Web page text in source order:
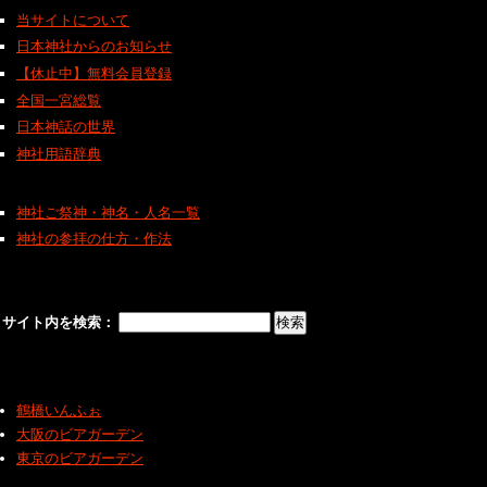
当サイトについて
日本神社からのお知らせ
【休止中】無料会員登録
全国一宮総覧
日本神話の世界
神社用語辞典
神社ご祭神・神名・人名一覧
神社の参拝の仕方・作法
サイト内を検索：
鶴橋いんふぉ
大阪のビアガーデン
東京のビアガーデン